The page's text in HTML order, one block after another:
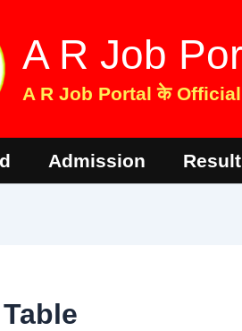
A R Job
A R Job Portal के Official
Admission Result